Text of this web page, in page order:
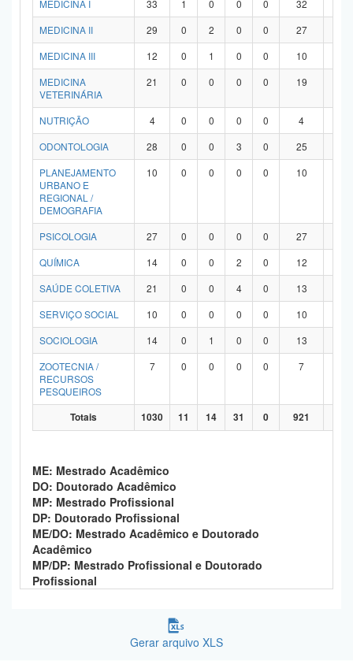
MEDICINA I
33 1 0 0 0 32
MEDICINA II
29 0 2 0 0 27
MEDICINA III
12 0 1 0 0 10
MEDICINA
VETERINÁRIA
21 0 0 0 0 19
NUTRIÇÃO 4 0 0 0 0 4
ODONTOLOGIA
28 0 0 3 0 25
PLANEJAMENTO
URBANO E
REGIONAL /
DEMOGRAFIA
10 0 0 0 0 10
PSICOLOGIA 27 0 0 0 0 27
QUÍMICA
14 0 0 2 0 12
SAÚDE COLETIVA
21 0 0 4 0 13
SERVIÇO SOCIAL
10 0 0 0 0 10
SOCIOLOGIA
14 0 1 0 0 13
ZOOTECNIA /
RECURSOS
PESQUEIROS
7 0 0 0 0 7
Totais 1030 11 14 31 0 921
ME: Mestrado Acadêmico
DO: Doutorado Acadêmico
MP: Mestrado Profissional
DP: Doutorado Profissional
ME/DO: Mestrado Acadêmico e Doutorado
Acadêmico
MP/DP: Mestrado Profissional e Doutorado
Profissional
Gerar arquivo XLS